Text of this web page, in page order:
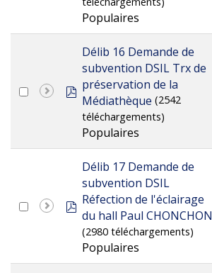
Populaires
pdf
Délib 16 Demande de
subvention DSIL Trx de
préservation de la
Médiathèque (2542
téléchargements)
Populaires
pdf
Délib 17 Demande de
subvention DSIL
Réfection de l'éclairage
du hall Paul CHONCHON
(2980 téléchargements)
Populaires